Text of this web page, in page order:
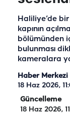
Haliliye’de
kapının
bölümünden
bulunması
kameralara
Haber Merkezi
18 Haz 2026,
Güncelleme
18 Haz 2026,